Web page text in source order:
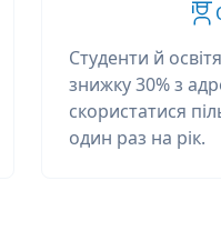
Студенти й
знижку 30% з
скористатися
один раз на рік.